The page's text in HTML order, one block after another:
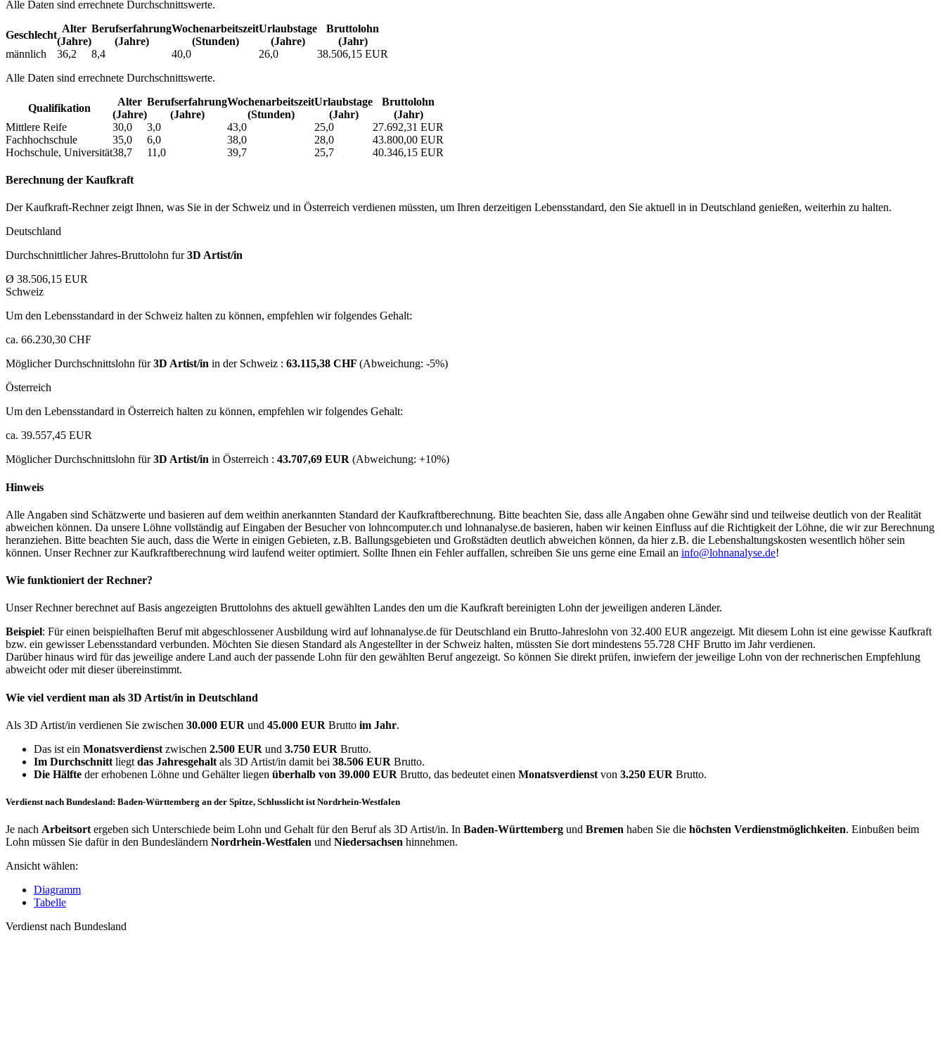
Alle Daten sind errechnete Durchschnittswerte.
Geschlecht
Alter
(Jahre)
Berufs­erfahrung
(Jahre)
Wochen­arbeitszeit
(Stunden)
Urlaubs­tage
(Jahre)
Bruttolohn
(Jahr)
männlich
36,2 8,4 40,0 26,0
38.506,15 EUR
Alle Daten sind errechnete Durchschnittswerte.
Qualifikation
Alter
(Jahre)
Berufs­erfahrung
(Jahre)
Wochen­arbeitszeit
(Stunden)
Urlaubs­tage
(Jahr)
Bruttolohn
(Jahr)
Mittlere Reife
30,0 3,0 43,0 25,0
27.692,31 EUR
Fachhochschule
35,0 6,0 38,0 28,0
43.800,00 EUR
Hochschule, Universität38,7 11,0 39,7 25,7 40.346,15 EUR
Berechnung der Kaufkraft
Der Kaufkraft-Rechner zeigt Ihnen, was Sie in der Schweiz und in Österreich verdienen müssten, um Ihren derzeitigen Lebensstandard, den Sie aktuell in in Deutschland genießen, weiterhin zu halten.
Deutschland
Durchschnittlicher Jahres-Bruttolohn fur3D Artist/in
Ø 38.506,15 EUR
Schweiz
Um den Lebensstandard in der Schweiz halten zu können, empfehlen wir folgendes Gehalt:
ca. 66.230,30 CHF
Möglicher Durchschnittslohn für3D Artist/in in der Schweiz : 63.115,38 CHF (Abweichung: -5%)
Österreich
Um den Lebensstandard in Österreich halten zu können, empfehlen wir folgendes Gehalt:
ca. 39.557,45 EUR
Möglicher Durchschnittslohn für3D Artist/in in Österreich : 43.707,69 EUR (Abweichung: +10%)
Hinweis
Alle Angaben sind Schätzwerte und basieren auf dem weithin anerkannten Standard der Kaufkraftberechnung. Bitte beachten Sie, dass alle Angaben ohne Gewähr sind und teilweise deutlich von der Realität
abweichen können. Da unsere Löhne vollständig auf Eingaben der Besucher von lohncomputer.ch und lohnanalyse.de basieren, haben wir keinen Einfluss auf die Richtigkeit der Löhne, die wir zur Berechnung
heranziehen. Bitte beachten Sie auch, dass die Werte in einigen Gebieten, z.B. Ballungsgebieten und Großstädten deutlich abweichen können, da hier z.B. die Lebenshaltungskosten wesentlich höher sein
können. Unser Rechner zur Kaufkraftberechnung wird laufend weiter optimiert. Sollte Ihnen ein Fehler auffallen, schreiben Sie uns gerne eine Email an info@lohnanalyse.de!
Wie funktioniert der Rechner?
Unser Rechner berechnet auf Basis angezeigten Bruttolohns des aktuell gewählten Landes den um die Kaufkraft bereinigten Lohn der jeweiligen anderen Länder.
Beispiel: Für einen beispielhaften Beruf mit abgeschlossener Ausbildung wird auf lohnanalyse.de für Deutschland ein Brutto-Jahreslohn von 32.400 EUR angezeigt. Mit diesem Lohn ist eine gewisse Kaufkraft
bzw. ein gewisser Lebensstandard verbunden. Möchten Sie diesen Standard als Angestellter in der Schweiz halten, müssten Sie dort mindestens 55.728 CHF Brutto im Jahr verdienen.
Darüber hinaus wird für das jeweilige andere Land auch der passende Lohn für den gewählten Beruf angezeigt. So können Sie direkt prüfen, inwiefern der jeweilige Lohn von der rechnerischen Empfehlung
abweicht oder mit dieser übereinstimmt.
Wie viel verdient man als 3D Artist/in in Deutschland
Als 3D Artist/in verdienen Sie zwischen 30.000 EUR und 45.000 EUR Brutto im Jahr.
Das ist ein Monatsverdienst zwischen 2.500 EUR und 3.750 EUR Brutto.
Im Durchschnitt liegt das Jahresgehalt als 3D Artist/in damit bei 38.506 EUR Brutto.
Die Hälfte der erhobenen Löhne und Gehälter liegen überhalb von 39.000 EUR Brutto, das bedeutet einen Monatsverdienst von 3.250 EUR Brutto.
Verdienst nach Bundesland: Baden-Württemberg an der Spitze, Schlusslicht ist Nordrhein-Westfalen
Je nach Arbeitsort ergeben sich Unterschiede beim Lohn und Gehalt für den Beruf als 3D Artist/in. In Baden-Württemberg und Bremen haben Sie die höchsten Verdienstmöglichkeiten. Einbußen beim
Lohn müssen Sie dafür in den Bundesländern Nordrhein-Westfalen und Niedersachsen hinnehmen.
Ansicht wählen:
Diagramm
Tabelle
Verdienst nach Bundesland